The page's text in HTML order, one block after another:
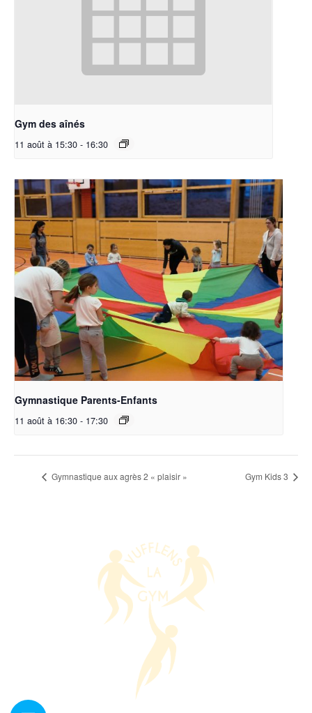
Gym des aînés
11 août à 15:30 - 16:30
Gymnastique Parents-Enfants
11 août à 16:30 - 17:30
Gymnastique aux agrès 2 « plaisir » Gym Kids 3